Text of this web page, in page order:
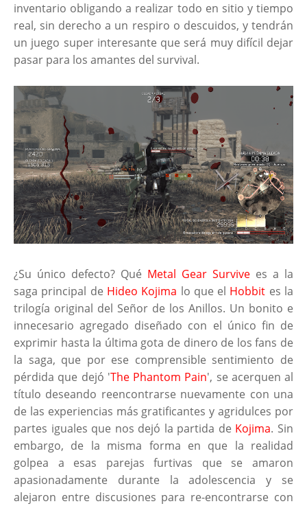
inventario obligando a realizar todo en sitio y tiempo
real, sin derecho a un respiro o descuidos, y tendrán
un juego super interesante que será muy difícil dejar
pasar para los amantes del survival.
¿Su único defecto? Qué Metal Gear Survive es a la
saga principal de Hideo Kojima lo que el Hobbit es la
trilogía original del Señor de los Anillos. Un bonito e
innecesario agregado diseñado con el único fin de
exprimir hasta la última gota de dinero de los fans de
la saga, que por ese comprensible sentimiento de
pérdida que dejó 'The Phantom Pain', se acerquen al
título deseando reencontrarse nuevamente con una
de las experiencias más gratificantes y agridulces por
partes iguales que nos dejó la partida de Kojima. Sin
embargo, de la misma forma en que la realidad
golpea a esas parejas furtivas que se amaron
apasionadamente durante la adolescencia y se
alejaron entre discusiones para re-encontrarse con